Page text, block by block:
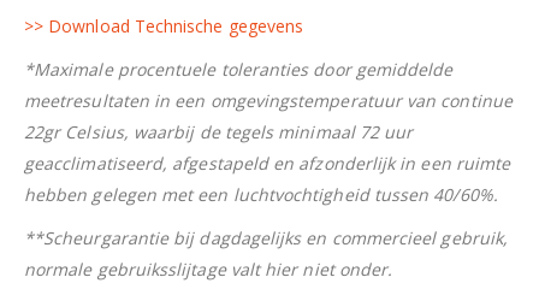
>> Download Technische gegevens
*Maximale procentuele toleranties door gemiddelde
meetresultaten in een omgevingstemperatuur van continue
22gr Celsius, waarbij de tegels minimaal 72 uur
geacclimatiseerd, afgestapeld en afzonderlijk in een ruimte
hebben gelegen met een luchtvochtigheid tussen 40/60%.
**Scheurgarantie bij dagdagelijks en commercieel gebruik,
normale gebruiksslijtage valt hier niet onder.